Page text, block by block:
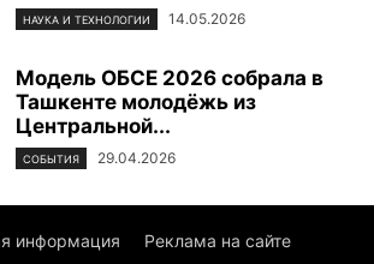
НАУКА И ТЕХНОЛОГИИ 14.05.2026
Модель ОБСЕ 2026 собрала в
Ташкенте молодёжь из
Центральной...
СОБЫТИЯ 29.04.2026
информация Реклама на сайте